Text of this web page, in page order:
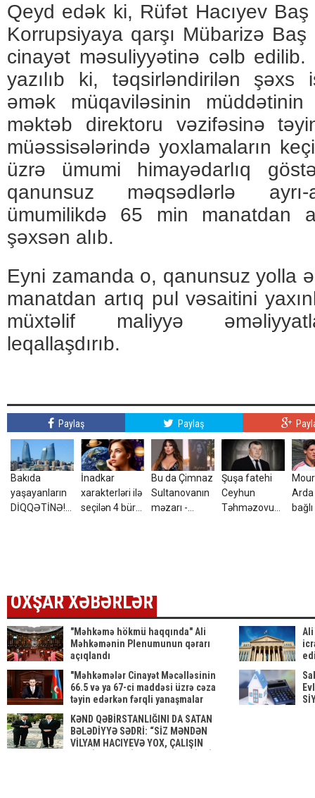
Qeyd edək ki, Rüfət Hacıyev Baş
Korrupsiyaya qarşı Mübarizə
cinayət məsuliyyətinə cəlb edilib.
yazılıb ki, təqsirləndirilən şəxs
əmək müqaviləsinin müddətinin
məktəb direktoru vəzifəsinə
müəssisələrində yoxlamaların
üzrə ümumi himayədarlıq
qanunsuz məqsədlərlə ayrı-
ümumilikdə 65 min manatdan
şəxsən alıb.
Eyni zamanda o, qanunsuz yolla
manatdan artıq pul vəsaitini
müxtəlif maliyyə
leqallaşdırıb.
Paylaş Paylaş
Bakıda
yaşayanların
DİQQƏTİNƏ!7
İnadkar
xarakterləri ilə
seçilən 4 bürc:
Bu da Çimnaz
Sultanovanın
məzarı -
Şuşa fatehi
Ceyhun
Təhməzovun
Arda
OXŞAR XƏBƏRLƏR
"Məhkəmə hökmü haqqında" Ali
Məhkəmənin Plenumunun qərarı
açıqlandı
Ali
"Məhkəmələr Cinayət Məcəlləsinin
66.5 və ya 67-ci maddəsi üzrə cəza
təyin edərkən fərqli yanaşmalar
KƏND QƏBİRSTANLIĞINI DA SATAN
BƏLƏDİYYƏ SƏDRİ: “SİZ MƏNDƏN
VİLYAM HACIYEVƏ YOX, ÇALIŞIN